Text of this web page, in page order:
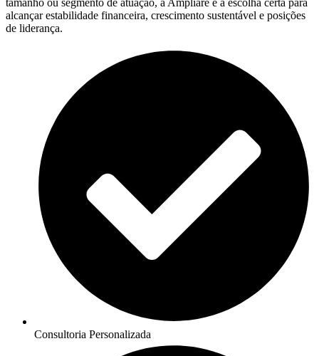
alcançar estabilidade financeira, crescimento sustentável e posições
de liderança.
Consultoria Personalizada